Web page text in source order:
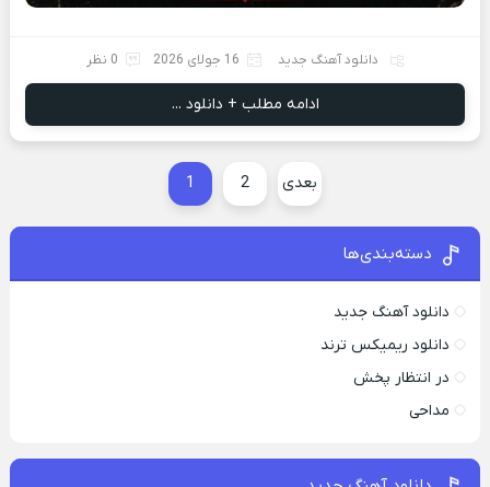
دانلود آهنگ جدید 16 جولای 2026 0 نظر
ادامه مطلب + دانلود ...
1 2 بعدی
دسته‌بندی‌ها
دانلود آهنگ جدید
دانلود ریمیکس ترند
در انتظار پخش
مداحی